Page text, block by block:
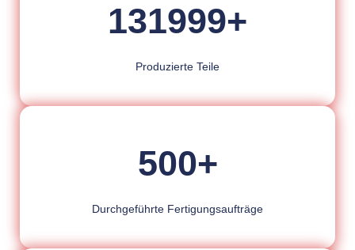
Produzierte Teile
131999+
Durchgeführte Fertigungsaufträge
500+